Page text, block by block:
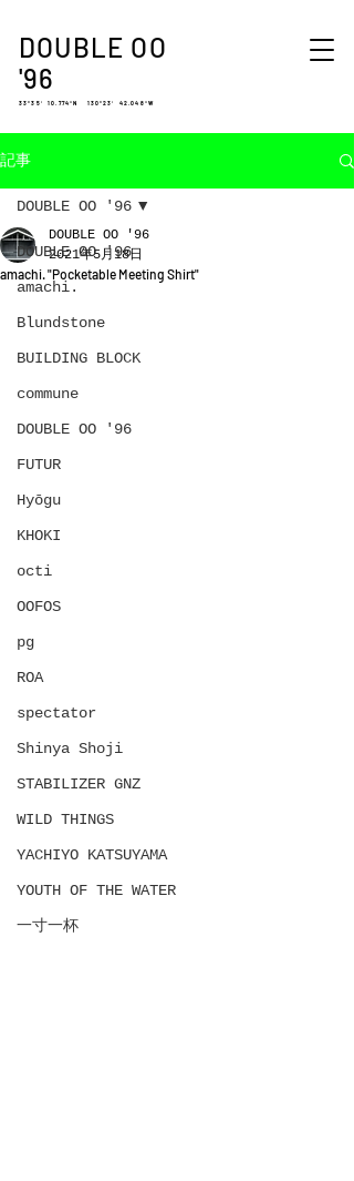
DOUBLE OO
'96
33°35′ 10.774″N 130°23′ 42.048″W
記事
DOUBLE OO '96
amachi.
Blundstone
BUILDING BLOCK
commune
DOUBLE OO '96
FUTUR
Hyōgu
KHOKI
octi
OOFOS
pg
ROA
spectator
Shinya Shoji
STABILIZER GNZ
WILD THINGS
YACHIYO KATSUYAMA
YOUTH OF THE WATER
一寸一杯
DOUBLE OO '96
amachi. "Pocketable Meeting Shirt"
DOUBLE OO '96
2021年5月18日